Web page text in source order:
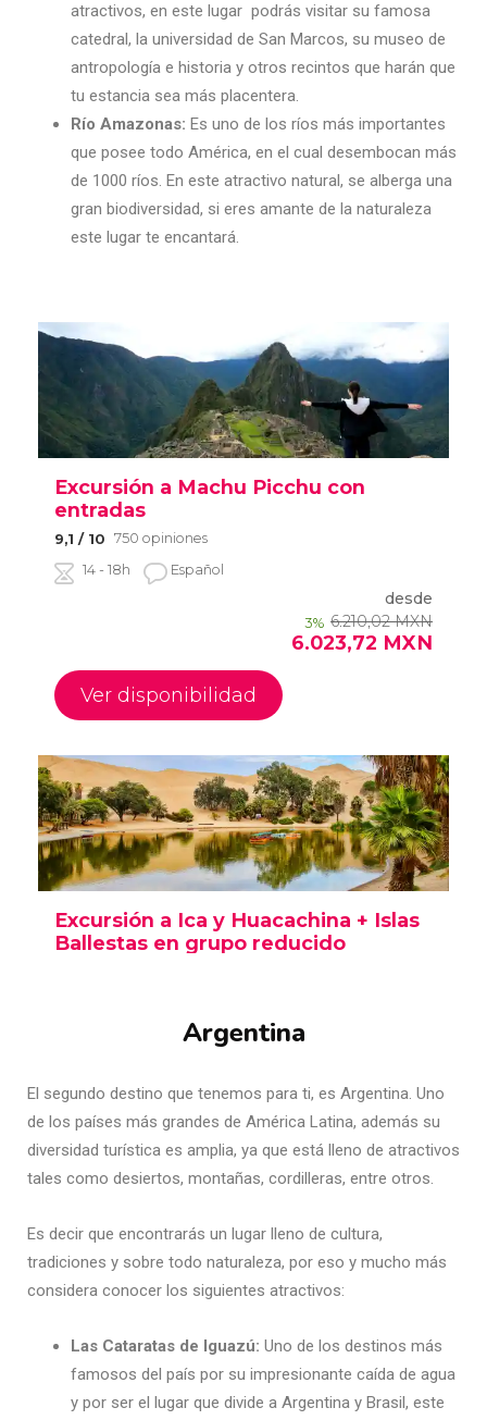
atractivos, en este lugar podrás visitar su famosa
catedral, la universidad de San Marcos, su museo de
antropología e historia y otros recintos que harán que
tu estancia sea más placentera.
Río Amazonas: Es uno de los ríos más importantes
que posee todo América, en el cual desembocan más
de 1000 ríos. En este atractivo natural, se alberga una
gran biodiversidad, si eres amante de la naturaleza
este lugar te encantará.
Argentina
El segundo destino que tenemos para ti, es Argentina. Uno
de los países más grandes de América Latina, además su
diversidad turística es amplia, ya que está lleno de atractivos
tales como desiertos, montañas, cordilleras, entre otros.
Es decir que encontrarás un lugar lleno de cultura,
tradiciones y sobre todo naturaleza, por eso y mucho más
considera conocer los siguientes atractivos:
Las Cataratas de Iguazú: Uno de los destinos más
famosos del país por su impresionante caída de agua
y por ser el lugar que divide a Argentina y Brasil, este